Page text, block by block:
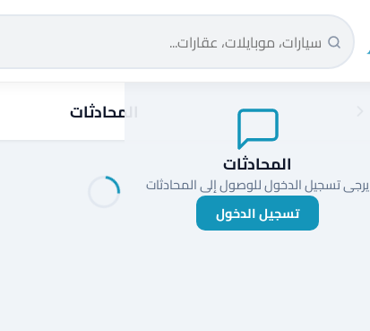
المحادثات
يرجى تسجيل الدخول للوصول إلى المحادثات
تسجيل الدخول
المحادثات